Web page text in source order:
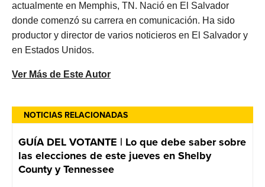
NOTICIAS RELACIONADAS
GUÍA DEL VOTANTE | Lo que debe saber sobre
las elecciones de este jueves en Shelby
County y Tennessee
actualmente en Memphis, TN. Nació en El Salvador
donde comenzó su carrera en comunicación. Ha sido
productor y director de varios noticieros en El Salvador y
en Estados Unidos.
Ver Más de Este Autor